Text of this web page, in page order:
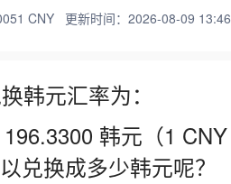
CNY 更新时间：2026-08-09
韩元汇率为：
韩元（1
兑换成多少韩元呢？